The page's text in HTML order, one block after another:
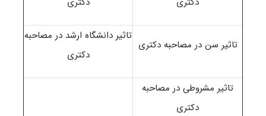
تاثیر سن در مصاحبه دکتری
تاثیر دانشگاه ارشد در مصاحبه
دکتری
تاثیر مشروطی در مصاحبه
دکتری